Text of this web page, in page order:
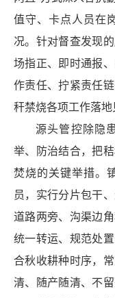
值守、卡点人员在
况。针对督查发现
场指正、即时通报
作责任、拧紧责任
秆禁烧各项工作落地
源头管控除隐
举、防治结合，把
焚烧的关键举措。
员，实行分片包干
道路两旁、沟渠边
统一转运、规范处
合秋收耕种时序，
清、随产随清、不